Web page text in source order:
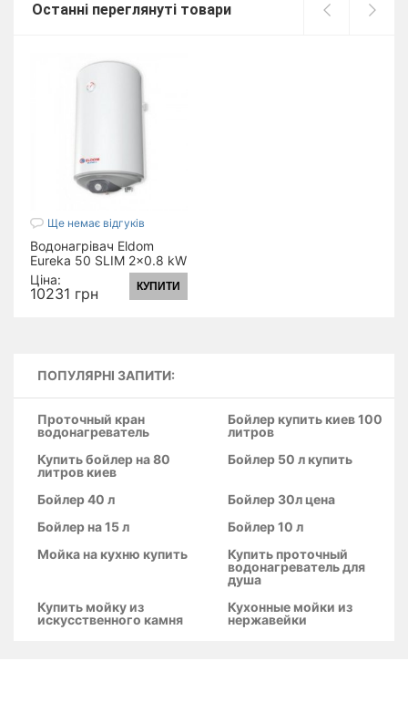
Останні переглянуті товари
Ще немає відгуків
Водонагрівач Eldom
Eureka 50 SLIM 2x0.8 kW
WV05039D
Ціна:
10231 грн КУПИТИ
ПОПУЛЯРНІ ЗАПИТИ:
Проточный кран
водонагреватель
Бойлер купить киев 100
литров
Купить бойлер на 80
литров киев
Бойлер 50 л купить
Бойлер 40 л
Бойлер 30л цена
Бойлер на 15 л
Бойлер 10 л
Мойка на кухню купить
Купить проточный
водонагреватель для
душа
Купить мойку из
искусственного камня
Кухонные мойки из
нержавейки